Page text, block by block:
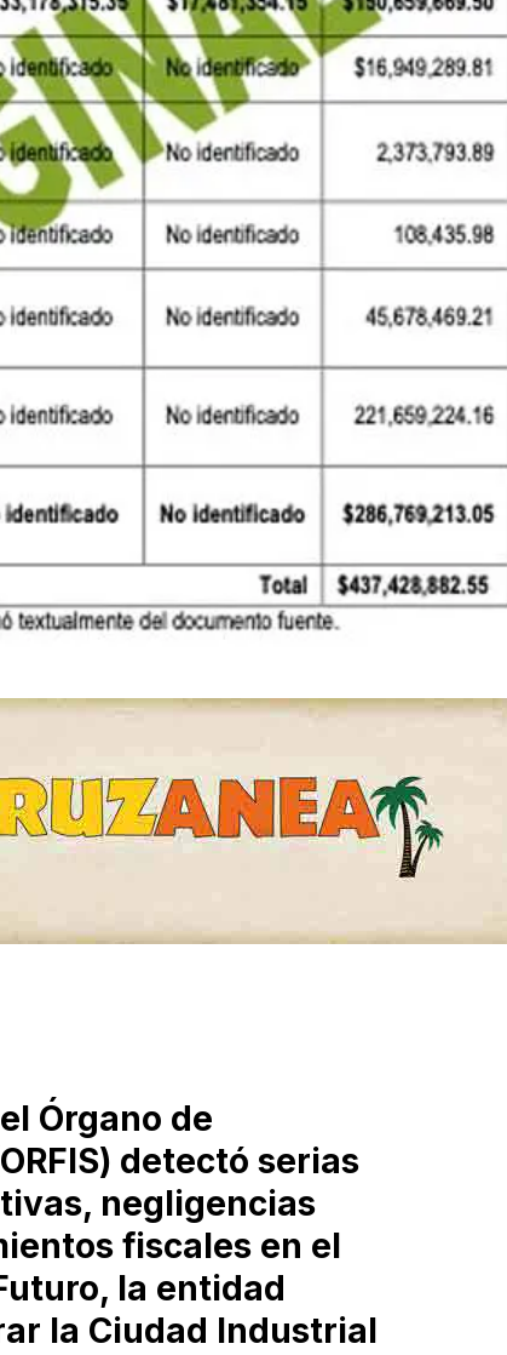
Órgano de
detectó serias
negligencias
fiscales en el
la entidad
la Ciudad Industrial